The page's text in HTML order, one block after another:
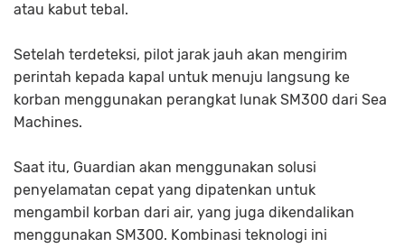
atau kabut tebal.
Setelah terdeteksi, pilot jarak jauh akan mengirim
perintah kepada kapal untuk menuju langsung ke
korban menggunakan perangkat lunak SM300 dari Sea
Machines.
Saat itu, Guardian akan menggunakan solusi
penyelamatan cepat yang dipatenkan untuk
mengambil korban dari air, yang juga dikendalikan
menggunakan SM300. Kombinasi teknologi ini